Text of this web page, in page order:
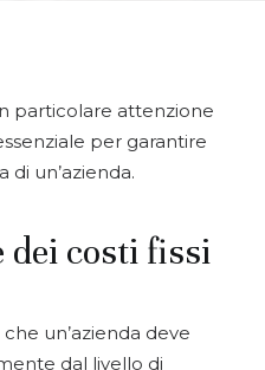
particolare attenzione
per garantire
di un’azienda.
dei costi fissi
un’azienda deve
dal livello di